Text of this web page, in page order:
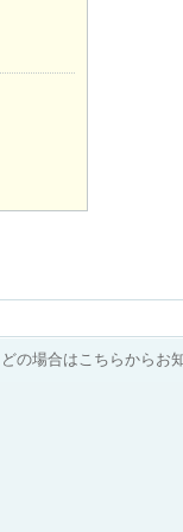
の場合はこちらからお